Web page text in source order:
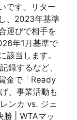
です。リター
、2023年基準
運びで相手を
年1月基準で
該当します。
録するなど、
金で「Ready
、事業活動も
ンカ vs. ジェ
勝 | WTAマッ